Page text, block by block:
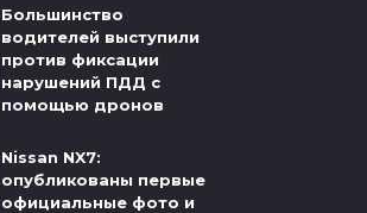
Большинство
водителей выступили
против фиксации
нарушений ПДД с
помощью дронов
Nissan NX7:
опубликованы первые
официальные фото и